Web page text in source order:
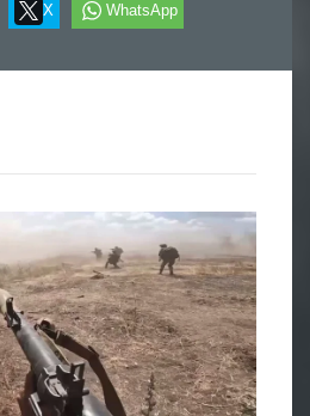
X WhatsApp